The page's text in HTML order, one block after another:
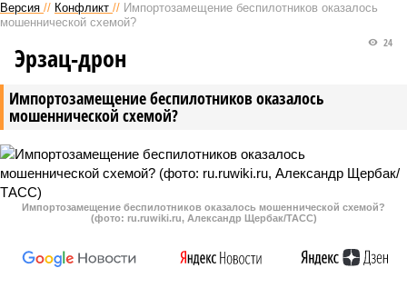
Версия // Конфликт // Импортозамещение беспилотников оказалось
мошеннической схемой?
Импортозамещение беспилотников оказалось
мошеннической схемой?
24
Эрзац-дрон
Импортозамещение беспилотников оказалось мошеннической схемой?
(фото: ru.ruwiki.ru, Александр Щербак/ТАСС)